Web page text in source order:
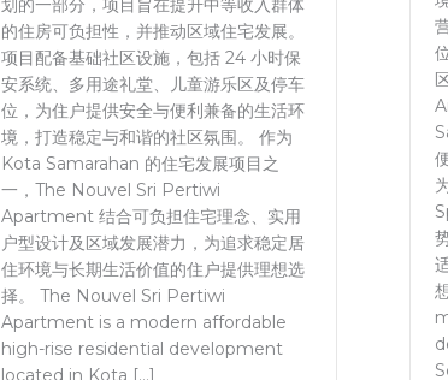
划的一部分，项目旨在提升中等收入群体
的住房可负担性，并推动区域住宅发展。
项目配备基础社区设施，包括 24 小时保
安系统、多用途礼堂、儿童游乐区及停车
位，为住户提供安全与便利兼备的生活环
境，打造稳定与和谐的社区氛围。 作为
Kota Samarahan 的住宅发展项目之
一，The Nouvel Sri Pertiwi
Apartment 结合可负担住宅理念、实用
户型设计及区域发展潜力，为追求稳定居
住环境与长期生活价值的住户提供理想选
择。 The Nouvel Sri Pertiwi
Apartment is a modern affordable
high-rise residential development
located in Kota […]